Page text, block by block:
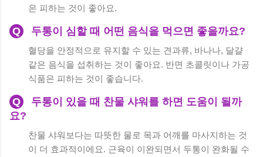
은 피하는 것이 좋아요.
Q 두통이 심할 때 어떤 음식을 먹으면 좋을까요?
혈당을 안정적으로 유지할 수 있는 견과류, 바나나, 달걀
같은 음식을 섭취하는 것이 좋아요. 반면 초콜릿이나 가공
식품은 피하는 것이 좋습니다.
Q
두통이 있을 때 찬물 샤워를 하면 도움이 될까
요?
찬물 샤워보다는 따뜻한 물로 목과 어깨를 마사지하는 것
이 더 효과적이에요. 근육이 이완되면서 두통이 완화될 수